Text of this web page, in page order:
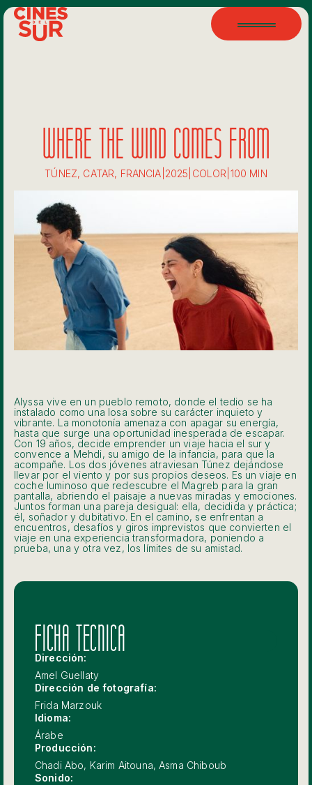
WHERE THE WIND COMES FROM
TÚNEZ, CATAR, FRANCIA 2025 COLOR 100 MIN
Alyssa vive en un pueblo remoto, donde el tedio se ha
instalado como una losa sobre su carácter inquieto y
vibrante. La monotonía amenaza con apagar su energía,
hasta que surge una oportunidad inesperada de escapar.
Con 19 años, decide emprender un viaje hacia el sur y
convence a Mehdi, su amigo de la infancia, para que la
acompañe. Los dos jóvenes atraviesan Túnez dejándose
llevar por el viento y por sus propios deseos. Es un viaje en
coche luminoso que redescubre el Magreb para la gran
pantalla, abriendo el paisaje a nuevas miradas y emociones.
Juntos forman una pareja desigual: ella, decidida y práctica;
él, soñador y dubitativo. En el camino, se enfrentan a
encuentros, desafíos y giros imprevistos que convierten el
viaje en una experiencia transformadora, poniendo a
prueba, una y otra vez, los límites de su amistad.
FICHA TECNICA
Dirección:
Amel Guellaty
Dirección de fotografía:
Frida Marzouk
Idioma:
Árabe
Producción:
Chadi Abo, Karim Aitouna, Asma Chiboub
Sonido: